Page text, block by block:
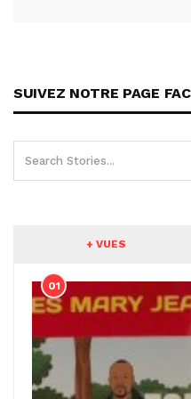
SUIVEZ NOTRE PAGE
+ VUES
01